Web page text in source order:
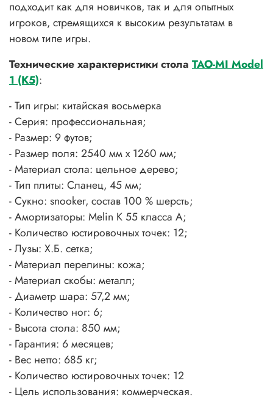
подходит как для новичков, так и для опытных
игроков, стремящихся к высоким результатам в
новом типе игры.
Технические характеристикистола TAO-MI Model
1 (K5):
- Тип игры: китайская восьмерка
- Серия: профессиональная;
- Размер: 9 футов;
- Размер поля: 2540 мм х 1260 мм;
- Материал стола: цельное дерево;
- Тип плиты: Сланец, 45 мм;
- Сукно: snooker, состав 100 % шерсть;
- Амортизаторы: Melin K 55 класса А;
- Количество юстировочных точек: 12;
- Лузы: Х.Б. сетка;
- Материал перелины: кожа;
- Материал скобы: металл;
- Диаметр шара: 57,2 мм;
- Количество ног: 6;
- Высота стола: 850 мм;
- Гарантия: 6 месяцев;
- Вес нетто: 685 кг;
- Количество юстировочных точек: 12
- Цель использования: коммерческая.